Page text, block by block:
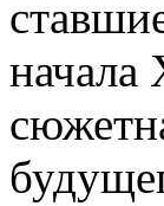
начала